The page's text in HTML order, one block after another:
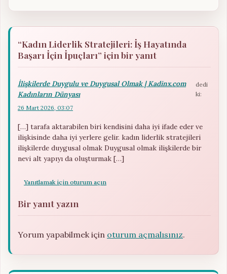
“Kadın Liderlik Stratejileri: İş Hayatında
Başarı İçin İpuçları” için bir yanıt
İlişkilerde Duygulu ve Duygusal Olmak | Kadinx.com
Kadınların Dünyası
dedi
ki:
26 Mart 2026, 03:07
[…] tarafa aktarabilen biri kendisini daha iyi ifade eder ve
ilişkisinde daha iyi yerlere gelir. kadın liderlik stratejileri
ilişkilerde duygusal olmak Duygusal olmak ilişkilerde bir
nevi alt yapıyı da oluşturmak […]
Yanıtlamak için oturum açın
Bir yanıt yazın
Yorum yapabilmek için oturum açmalısınız.